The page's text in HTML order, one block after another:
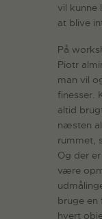
vil kunne
at blive
På
Piotr
man vil
finesser.
altid
næsten
rummet,
Og der
være
bruge en
hvert